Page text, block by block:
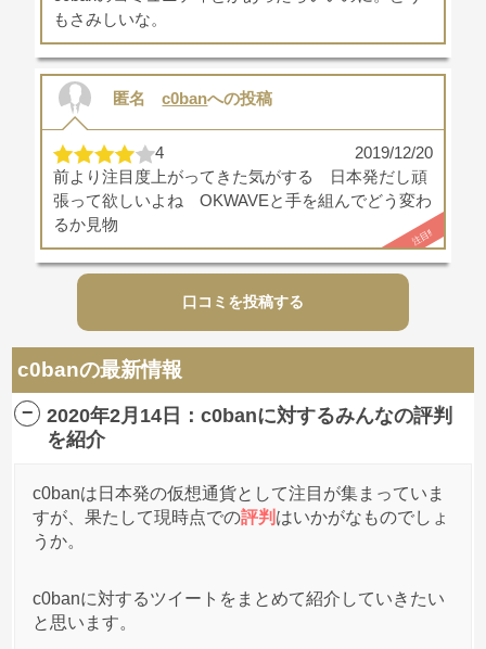
もさみしいな。
匿名 c0banへの投稿
2019/12/20
4
前より注目度上がってきた気がする 日本発だし頑
張って欲しいよね OKWAVEと手を組んでどう変わ
るか見物
注目!!
口コミを投稿する
c0banの最新情報
2020年2月14日：c0banに対するみんなの評判
を紹介
c0banは日本発の仮想通貨として注目が集まっていま
すが、果たして現時点での評判 はいかがなものでしょ
うか。
c0banに対するツイートをまとめて紹介していきたい
と思います。